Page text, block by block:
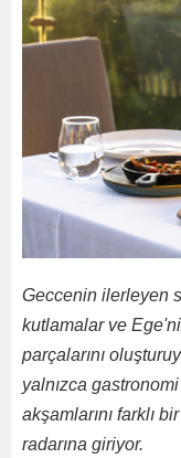
Geccenin ilerleyen
kutlamalar ve
parçalarını
yalnızca
akşamlarını farklı
radarına giriyor.